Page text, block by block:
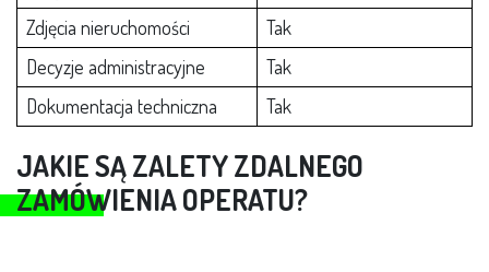
Zdjęcia nieruchomości
Tak
Decyzje administracyjne
Tak
Dokumentacja techniczna
Tak
JAKIE SĄ ZALETY ZDALNEGO
ZAMÓWIENIA OPERATU?